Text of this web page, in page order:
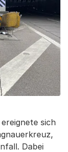
sich
Dabei